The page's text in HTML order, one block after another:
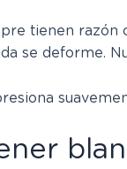
tienen
se deforme.